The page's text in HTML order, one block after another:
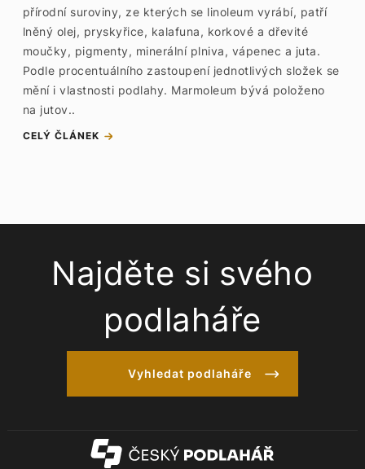
přírodní suroviny, ze kterých se linoleum vyrábí, patří
lněný olej, pryskyřice, kalafuna, korkové a dřevité
moučky, pigmenty, minerální plniva, vápenec a juta.
Podle procentuálního zastoupení jednotlivých složek se
mění i vlastnosti podlahy. Marmoleum bývá položeno
na jutov..
CELÝ ČLÁNEK
Najděte si svého
podlaháře
Vyhledat podlaháře